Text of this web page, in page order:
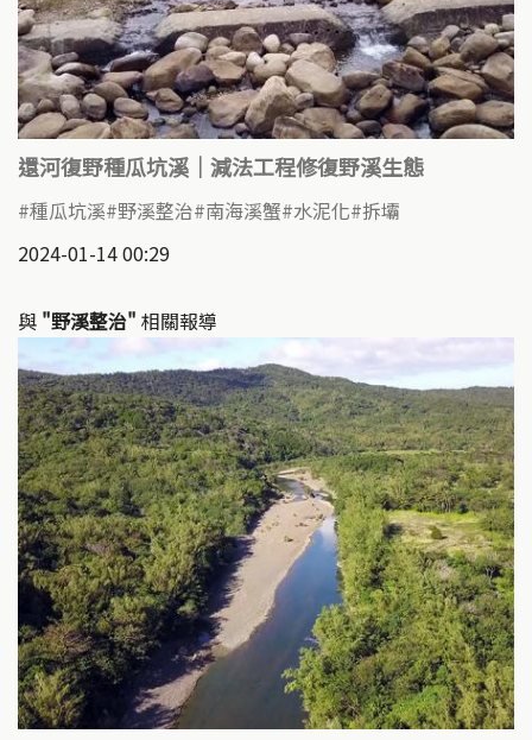
還河復野種瓜坑溪｜減法工程修復野溪生態
種瓜坑溪 野溪整治 南海溪蟹 水泥化 拆壩
2024-01-14 00:29
與 "野溪整治" 相關報導